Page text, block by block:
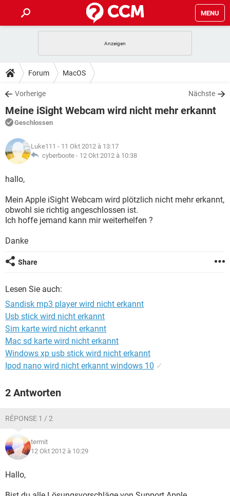
MENU
ANDROID
WINDOWS 10
WHATSAPP TIKTOK
FACEBOOK
TIPPS & TRICKS
SPIELE
WINDOWS 10
WHATSAPP
FACEBOOK HARDWARE
DOWNLOADS
SPIELE STREAMING
ANDROID
WINDOWS 10
WHATSAPP
FACEBOOK
FORUM
SPIELE
ANDROID IOS
FACEBOOK HARDWARE
LEXIKON
SPIELE
ANDROID
WINDOWS 10 INSTAGRAM
WHATSAPP TIKTOK
Forum MacOS
Vorherige Nächste
Meine iSight Webcam wird nicht mehr erkannt
Geschlossen
Luke111 - 11 Okt 2012 à 13:17
cyberboote - 12 Okt 2012 à 10:38
hallo,
Mein Apple iSight Webcam wird plötzlich nicht mehr erkannt,
obwohl sie richtig angeschlossen ist.
Ich hoffe jemand kann mir weiterhelfen ?
Danke
Share
Lesen Sie auch:
Sandisk mp3 player wird nicht erkannt
Usb stick wird nicht erkannt
Sim karte wird nicht erkannt
Mac sd karte wird nicht erkannt
Windows xp usb stick wird nicht erkannt
Ipod nano wird nicht erkannt windows 10 ✓
2 Antworten
RÉPONSE 1 / 2
termit
12 Okt 2012 à 10:29
Hallo,